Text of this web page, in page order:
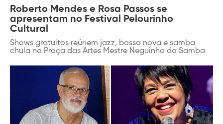
Festival Pelourinho
Cultural
Roberto Mendes e Rosa Passos se
apresentam no Festival Pelourinho
Cultural
Shows gratuitos reúnem jazz, bossa nova e samba
chula na Praça das Artes Mestre Neguinho do Samba